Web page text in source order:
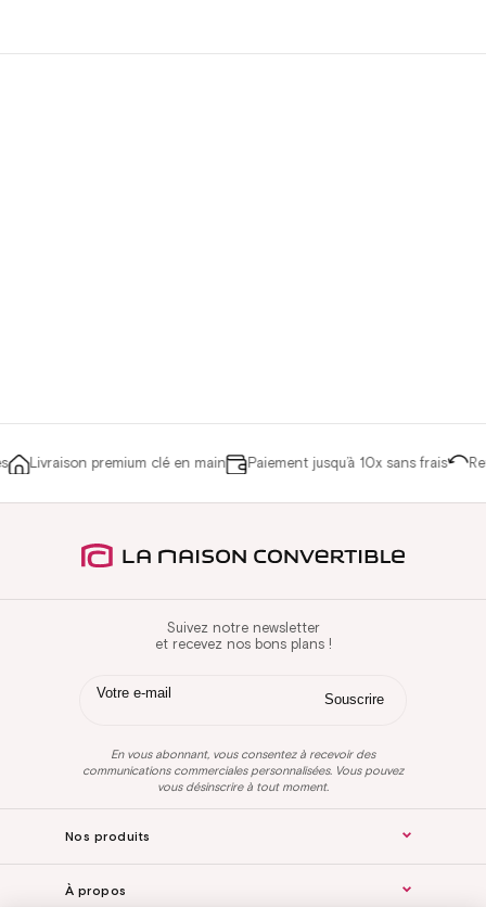
Livraison premium clé en main Paiement jusqu’à 10x sans frais
Suivez notre newsletter
et recevez nos bons plans !
En vous abonnant, vous consentez à recevoir des
communications commerciales personnalisées. Vous pouvez
vous désinscrire à tout moment.
Nos produits
À propos